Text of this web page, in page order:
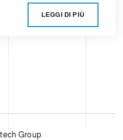
LEGGI DI PIÙ
Group